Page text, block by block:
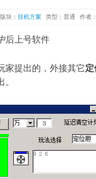
版块： 挂机方案 类型：普通 作者
后上号软件
家提出的，外接其它